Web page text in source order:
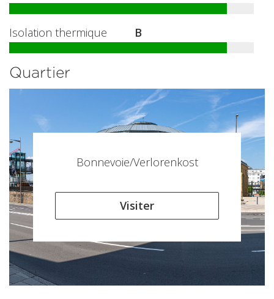
Isolation thermique B
Quartier
Bonnevoie/Verlorenkost
Visiter